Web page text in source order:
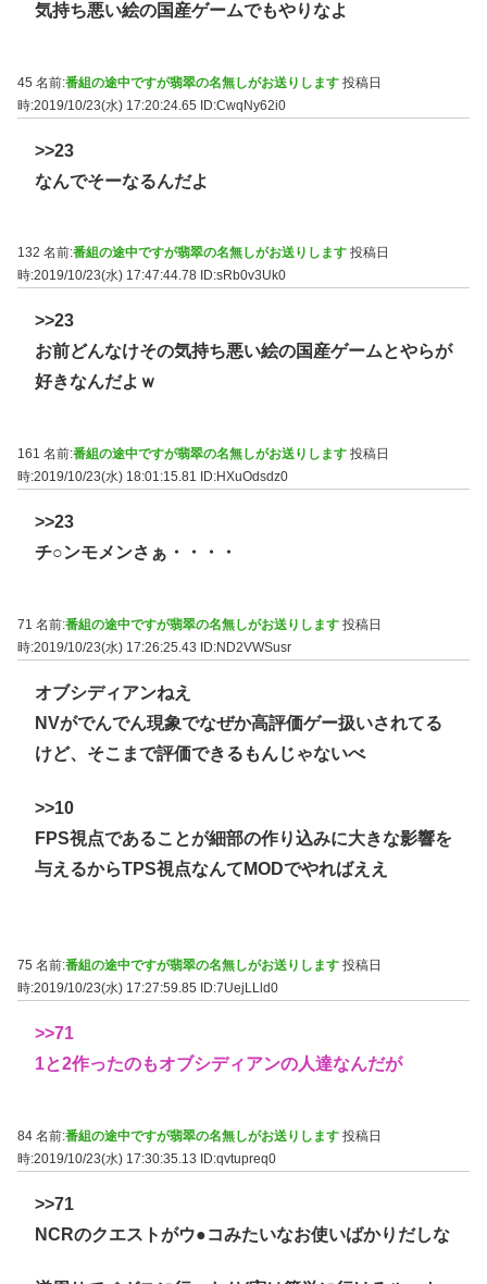
気持ち悪い絵の国産ゲームでもやりなよ
45 名前:番組の途中ですが翡翠の名無しがお送りします 投稿日
時:2019/10/23(水) 17:20:24.65 ID:CwqNy62i0
>>23
なんでそーなるんだよ
132 名前:番組の途中ですが翡翠の名無しがお送りします 投稿日
時:2019/10/23(水) 17:47:44.78 ID:sRb0v3Uk0
>>23
お前どんなけその気持ち悪い絵の国産ゲームとやらが
好きなんだよｗ
161 名前:番組の途中ですが翡翠の名無しがお送りします 投稿日
時:2019/10/23(水) 18:01:15.81
ID:HXuOdsdz0
>>23
チ○ンモメンさぁ・・・・
71 名前:番組の途中ですが翡翠の名無しがお送りします 投稿日
時:2019/10/23(水) 17:26:25.43 ID:ND2VWSusr
オブシディアンねえ
NVがでんでん現象でなぜか高評価ゲー扱いされてる
けど、そこまで評価できるもんじゃないべ
>>10
FPS視点であることが細部の作り込みに大きな影響を
与えるからTPS視点なんてMODでやればええ
75 名前:番組の途中ですが翡翠の名無しがお送りします 投稿日
時:2019/10/23(水) 17:27:59.85
ID:7UejLLld0
>>71
1と2作ったのもオブシディアンの人達なんだが
84 名前:番組の途中ですが翡翠の名無しがお送りします 投稿日
時:2019/10/23(水) 17:30:35.13 ID:qvtupreq0
>>71
NCRのクエストがウ●コみたいなお使いばかりだしな